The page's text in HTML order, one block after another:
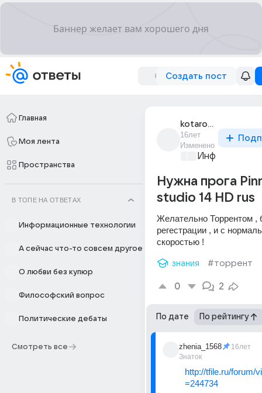
Создать пост
Главная
Моя лента
Пространства
В ТОПЕ НА ОТВЕТАХ
Информационные технологии
А сейчас что-то совсем другое
О любви без купюр
Философский вопрос
Политические дебаты
Смотреть все
kotaro_oshio
16лет
Изменено
Нужна прога
studio 14 HD rus
Желательно Торрентом ,
регестрации , и с
скоростью !
знания #торрент
0 2
По дате По рейтингу
zhenia_1568
Знаток
16лет
http://tfile.ru/forum/
=244734